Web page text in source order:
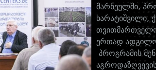
მარნეულში,
ხარატიშვილი,
ერთად
პროგრამის